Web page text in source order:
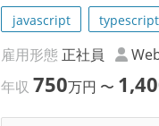
javascript typescript
雇用形態 正社員
年収750万円 〜